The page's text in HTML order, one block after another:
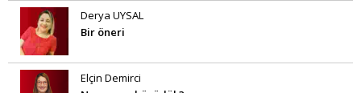
Derya UYSAL
Bir öneri
Elçin Demirci